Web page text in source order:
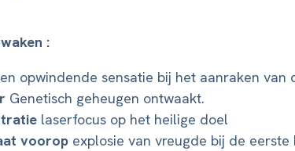
:
opwindende sensatie bij het aanraken van
Genetisch geheugen ontwaakt.
laserfocus op het heilige doel
voorop explosie van vreugde bij de eerste